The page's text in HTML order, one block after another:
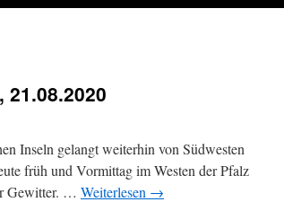
Inseln gelangt weiterhin von Südwesten
früh und Vormittag im Westen der Pfalz
Gewitter. … Weiterlesen →